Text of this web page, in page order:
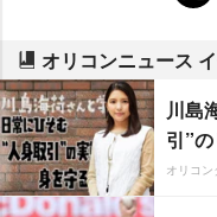
オリコンニュース
川島
引”
オリコ